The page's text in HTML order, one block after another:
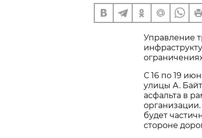
Управление
С 16 по 19
улицы А.
асфальта в
будет
стороне